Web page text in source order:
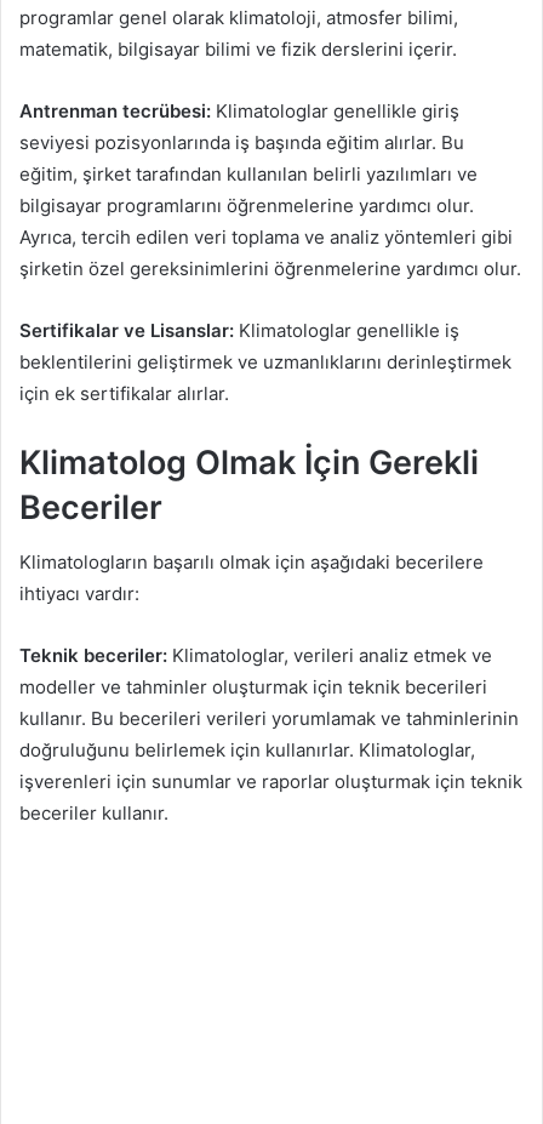
programlar genel olarak klimatoloji, atmosfer bilimi,
matematik, bilgisayar bilimi ve fizik derslerini içerir.
Antrenman tecrübesi: Klimatologlar genellikle giriş
seviyesi pozisyonlarında iş başında eğitim alırlar. Bu
eğitim, şirket tarafından kullanılan belirli yazılımları ve
bilgisayar programlarını öğrenmelerine yardımcı olur.
Ayrıca, tercih edilen veri toplama ve analiz yöntemleri gibi
şirketin özel gereksinimlerini öğrenmelerine yardımcı olur.
Sertifikalar ve Lisanslar: Klimatologlar genellikle iş
beklentilerini geliştirmek ve uzmanlıklarını derinleştirmek
için ek sertifikalar alırlar.
Klimatolog Olmak İçin Gerekli
Beceriler
Klimatologların başarılı olmak için aşağıdaki becerilere
ihtiyacı vardır:
Teknik beceriler: Klimatologlar, verileri analiz etmek ve
modeller ve tahminler oluşturmak için teknik becerileri
kullanır. Bu becerileri verileri yorumlamak ve tahminlerinin
doğruluğunu belirlemek için kullanırlar. Klimatologlar,
işverenleri için sunumlar ve raporlar oluşturmak için teknik
beceriler kullanır.